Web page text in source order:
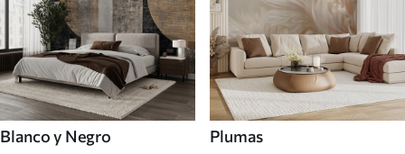
Blanco y Negro Plumas